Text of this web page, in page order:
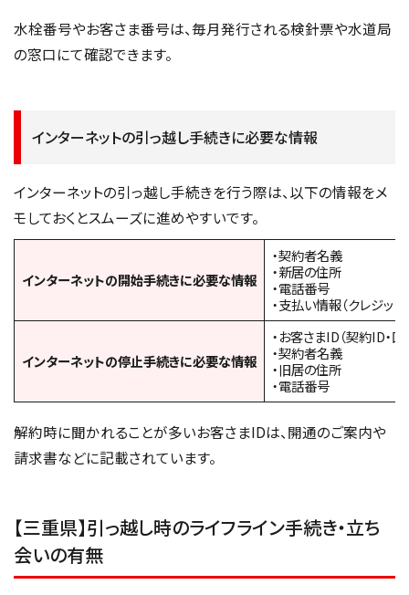
水栓番号やお客さま番号は、毎月発行される検針票や水道局
の窓口にて確認できます。
インターネットの引っ越し手続きに必要な情報
インターネットの引っ越し手続きを行う際は、以下の情報をメ
モしておくとスムーズに進めやすいです。
インターネットの開始手続きに必要な情報
・契約者名義
・新居の住所
・電話番号
・支払い情報（クレジッ
インターネットの停止手続きに必要な情報
・お客さまID（契約ID・回
・契約者名義
・旧居の住所
・電話番号
解約時に聞かれることが多いお客さまIDは、開通のご案内や
請求書などに記載されています。
【三重県】引っ越し時のライフライン手続き・立ち
会いの有無